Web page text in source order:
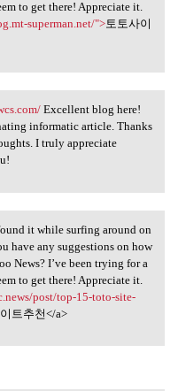
to get there! Appreciate it.
superman.net/">토토사이
Excellent blog here!
informatic article. Thanks
I truly appreciate
I found it
it while surfing around on
have any suggestions on how
News? I’ve been trying for a
to get there! Appreciate it.
post/top-15-toto-site-
트추천</a>